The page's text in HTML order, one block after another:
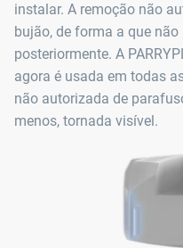
instalar. A remoção não
bujão, de forma a que
posteriormente. A
agora é usada em todas
não autorizada de
menos, tornada visível.